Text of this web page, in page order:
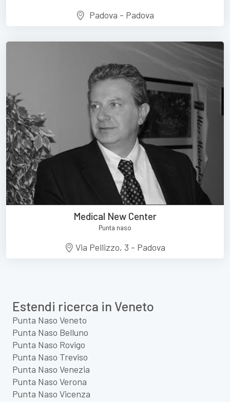
Padova - Padova
Medical New Center
Punta naso
Via Pellizzo, 3 - Padova
Estendi ricerca in Veneto
Punta Naso Veneto
Punta Naso Belluno
Punta Naso Rovigo
Punta Naso Treviso
Punta Naso Venezia
Punta Naso Verona
Punta Naso Vicenza